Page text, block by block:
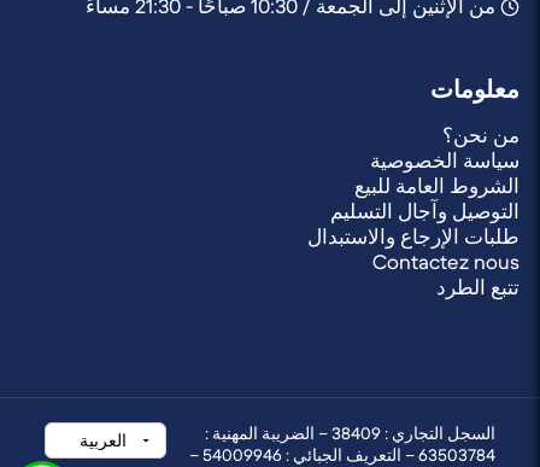
من الإثنين إلى الجمعة / 10:30 صباحًا - 21:30 مساءً
معلومات
من نحن؟
سياسة الخصوصية
الشروط العامة للبيع
التوصيل وآجال التسليم
طلبات الإرجاع والاستبدال
Contactez nous
تتبع الطرد
السجل التجاري : 38409 – الضريبة المهنية :
63503784 – التعريف الجبائي : 54009946 –